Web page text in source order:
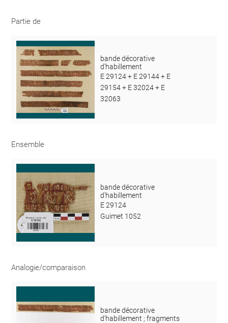
Partie de
bande décorative
d'habillement
E 29124 + E 29144 + E
29154 + E 32024 + E
32063
Ensemble
bande décorative
d'habillement
E 29124
Guimet 1052
Analogie/comparaison
bande décorative
d'habillement ; fragments